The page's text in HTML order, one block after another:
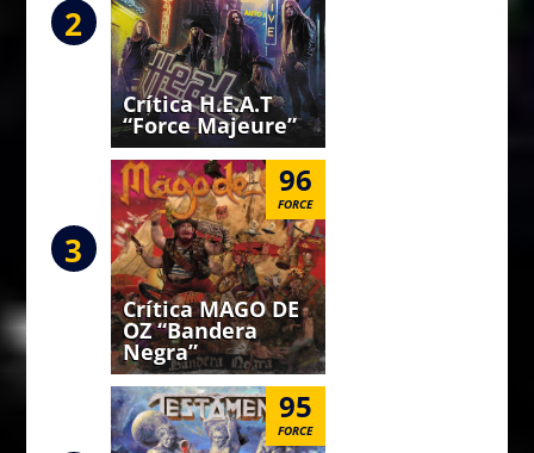
2
Crítica H.E.A.T
“Force Majeure”
3
96
FORCE
Crítica MAGO DE
OZ “Bandera
Negra”
95
FORCE